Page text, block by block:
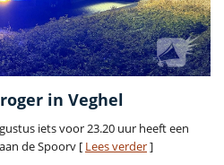
in Veghel
iets voor 23.20 uur heeft een
de Spoorv [ Lees verder]